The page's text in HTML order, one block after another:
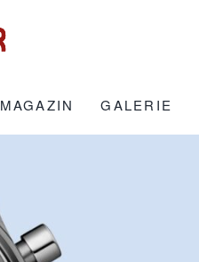
MAGAZIN GALERIE